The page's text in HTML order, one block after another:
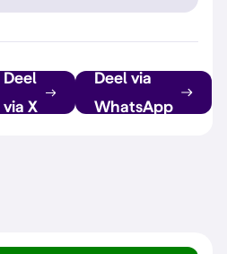
Deel
via X
Deel via
WhatsApp